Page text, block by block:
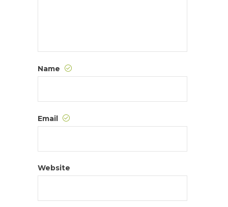
Name
Email
Website